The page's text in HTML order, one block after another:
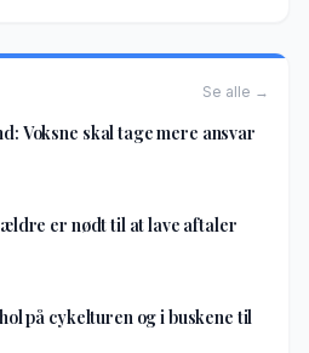
Se alle →
Voksne skal tage mere ansvar
er nødt til at lave aftaler
på cykelturen og i buskene til